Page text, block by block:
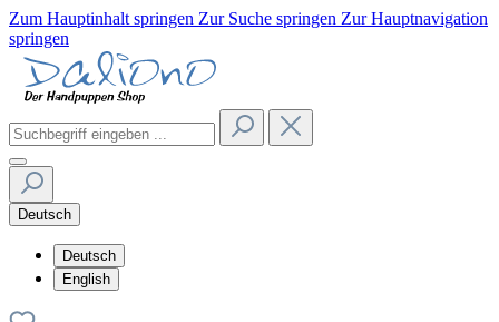
Zum Hauptinhalt springen Zur Suche springen Zur Hauptnavigation
springen
Deutsch
Deutsch
English